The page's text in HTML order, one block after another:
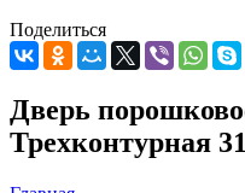
Поделиться
Дверь
Трехконтурная 31